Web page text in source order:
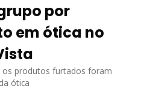
por
em ótica no
os produtos furtados foram
ótica